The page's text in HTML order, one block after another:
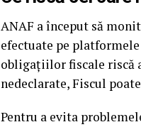
ANAF a început să
efectuate pe
obligațiilor fiscale riscă
nedeclarate, Fiscul
Pentru a evita